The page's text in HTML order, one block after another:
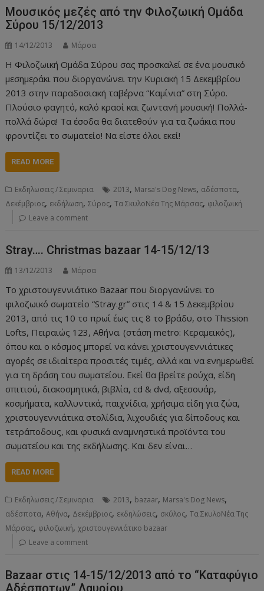
Μουσικός μεζές από την Φιλοζωική Ομάδα
Σύρου 15/12/2013
14/12/2013 Μάρσα
Η Φιλοζωική Ομάδα Σύρου σας προσκαλεί σε ένα μουσικό
μεσημεράκι που διοργανώνει την Κυριακή 15 Δεκεμβρίου
2013 στην παραδοσιακή ταβέρνα “Καμίνια” στη Σύρο.
Πλούσιο φαγητό, καλό κρασί και ζωντανή μουσική! Πολλά-
πολλά δώρα! Τα έσοδα θα διατεθούν για τα ζωάκια που
φροντίζει το σωματείο! Να είστε όλοι εκεί!
READ MORE
Εκδηλωσεις / Σεμιναρια 2013, Marsa's Dog News, αδέσποτα,
Δεκέμβριος, εκδήλωση,Σύρος,Τα ΣκυλοΝέα Της Μάρσας, φιλοζωική
Leave a comment
Stray…. Christmas bazaar 14-15/12/13
13/12/2013 Μάρσα
Το χριστουγεννιάτικο Bazaar που διοργανώνει το
φιλοζωικό σωματείο “Stray.gr” στις 14 & 15 Δεκεμβρίου
2013, από τις 10 το πρωί έως τις 8 το βράδυ, στο Thission
Lofts, Πειραιώς 123, Αθήνα. (στάση metro: Κεραμεικός),
όπου και ο κόσμος μπορεί να κάνει χριστουγεννιάτικες
αγορές σε ιδιαίτερα προσιτές τιμές, αλλά και να ενημερωθεί
για τη δράση του σωματείου. Εκεί θα βρείτε ρούχα, είδη
σπιτιού, διακοσμητικά, βιβλία, cd & dvd, αξεσουάρ,
κοσμήματα, καλλυντικά, παιχνίδια, χρήσιμα είδη για ζώα,
χριστουγεννιάτικα στολίδια, λιχουδιές για δίποδους και
τετράποδους, και φυσικά αναμνηστικά προϊόντα του
σωματείου και της εκδήλωσης. Και δεν είναι…
READ MORE
Εκδηλωσεις / Σεμιναρια 2013, bazaar, Marsa's Dog News,
αδέσποτα,Αθήνα, Δεκέμβριος, εκδηλώσεις, σκύλος,Τα ΣκυλοΝέα Της
Μάρσας, φιλοζωική,χριστουγεννιάτικο bazaar
Leave a comment
Bazaar στις 14-15/12/2013 από το “Καταφύγιο
Αδέσποτων” Λαυρίου